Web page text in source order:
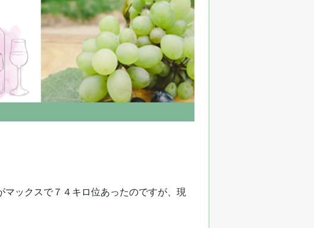
ックスで７４キロ位あったのですが、現